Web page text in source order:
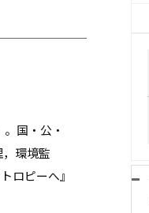
国・公・
環境監
ロピーへ』